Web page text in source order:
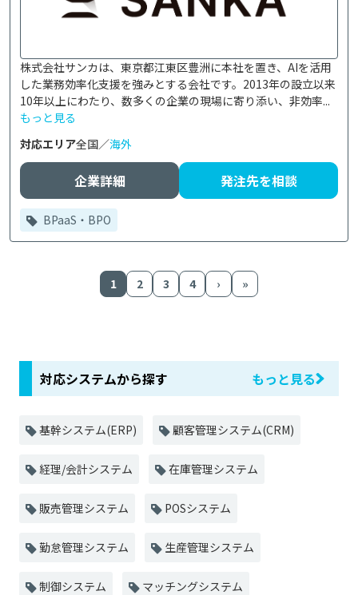
株式会社サンカは、東京都江東区豊洲に本社を置き、AIを活用
した業務効率化支援を強みとする会社です。2013年の設立以来
10年以上にわたり、数多くの企業の現場に寄り添い、非効率...
もっと見る
対応エリア全国／海外
企業詳細 発注先を相談
BPaaS・BPO
1 2 3 4 › »
対応システムから探す もっと見る
基幹システム(ERP) 顧客管理システム(CRM)
経理/会計システム 在庫管理システム
販売管理システム POSシステム
勤怠管理システム 生産管理システム
制御システム マッチングシステム